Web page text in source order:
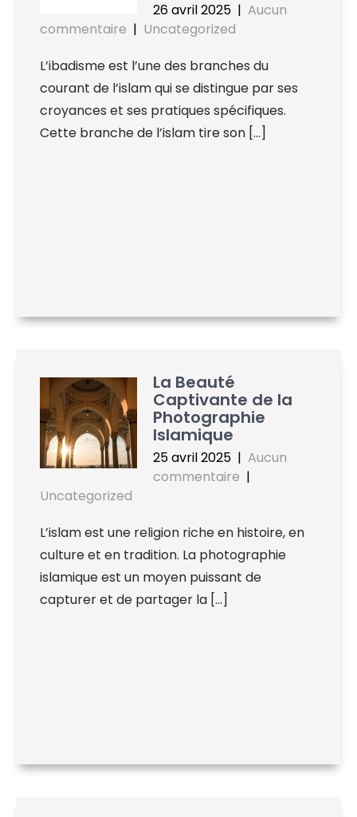
26 avril 2025 | Aucun
commentaire | Uncategorized
L’ibadisme est l’une des branches du
courant de l’islam qui se distingue par ses
croyances et ses pratiques spécifiques.
Cette branche de l’islam tire son […]
La Beauté
Captivante de la
Photographie
Islamique
25 avril 2025 | Aucun
commentaire |
Uncategorized
L’islam est une religion riche en histoire, en
culture et en tradition. La photographie
islamique est un moyen puissant de
capturer et de partager la […]